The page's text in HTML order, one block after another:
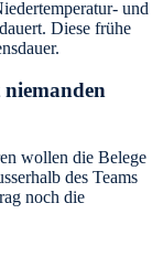
und
Diese frühe
wollen die Belege
des Teams
noch die